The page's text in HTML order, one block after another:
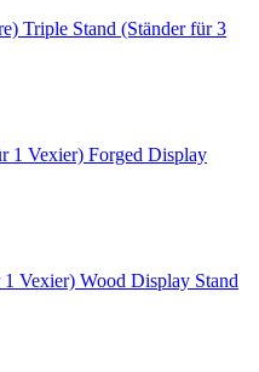
Triple Stand (Ständer für 3
Forged Display
Wood Display Stand